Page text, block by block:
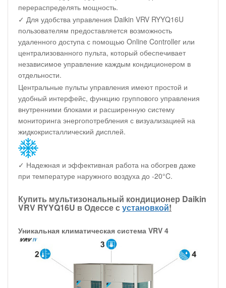
перераспределять мощность.
✓ Для удобства управления Daikin VRV RYYQ16U
пользователям предоставляется возможность
удаленного доступа с помощью Online Controller или
централизованного пульта, который обеспечивает
независимое управление каждым кондиционером в
отдельности.
Центральные пульты управления имеют простой и
удобный интерфейс, функцию группового управления
внутренними блоками и расширенную систему
мониторинга энергопотребления с визуализацией на
жидкокристаллический дисплей.
✓ Надежная и эффективная работа на обогрев даже
при температуре наружного воздуха до -20°C.
Купить мультизональный кондиционер Daikin
VRV RYYQ16U в Одессе сустановкой!
Уникальная климатическая система VRV 4